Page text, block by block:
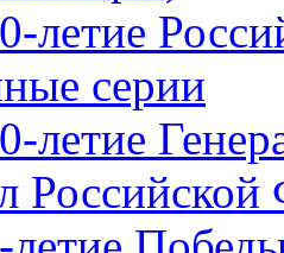
летие
серии
летие
Российской